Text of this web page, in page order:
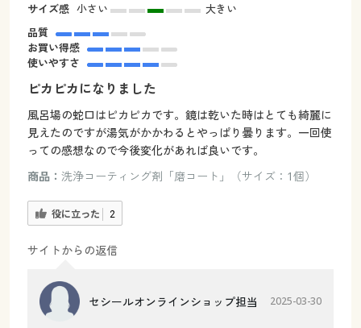
サイズ感 小さい
大きい
品質
お買い得感
使いやすさ
ピカピカになりました
風呂場の蛇口はピカピカです。鏡は乾いた時はとても綺麗に
見えたのですが湯気がかかわるとやっぱり曇ります。一回使
っての感想なので今後変化があれば良いです。
商品： 洗浄コーティング剤「磨コート」（サイズ：1個）
役に立った 2
サイトからの返信
セシールオンラインショップ担当 2025-03-30